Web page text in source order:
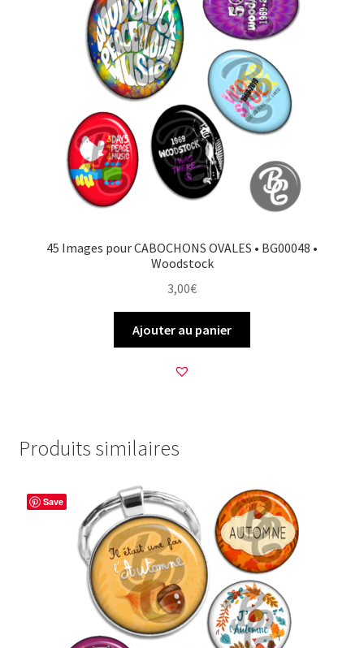
45 Images pour CABOCHONS OVALES • BG00048 •
Woodstock
3,00€
Ajouter au panier
Produits similaires
Save